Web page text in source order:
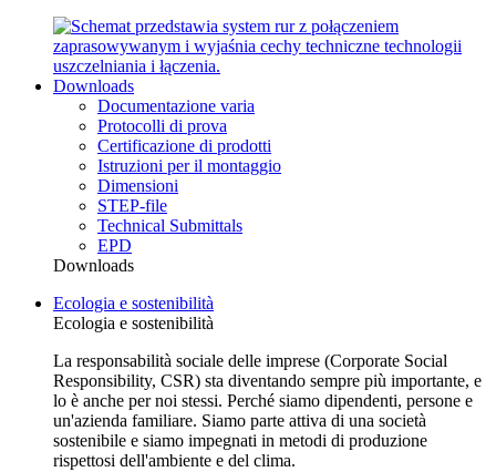
Downloads
Documentazione varia
Protocolli di prova
Certificazione di prodotti
Istruzioni per il montaggio
Dimensioni
STEP-file
Technical Submittals
EPD
Downloads
Ecologia e sostenibilità
Ecologia e sostenibilità
La responsabilità sociale delle imprese (Corporate Social
Responsibility, CSR) sta diventando sempre più importante, e
lo è anche per noi stessi. Perché siamo dipendenti, persone e
un'azienda familiare. Siamo parte attiva di una società
sostenibile e siamo impegnati in metodi di produzione
rispettosi dell'ambiente e del clima.